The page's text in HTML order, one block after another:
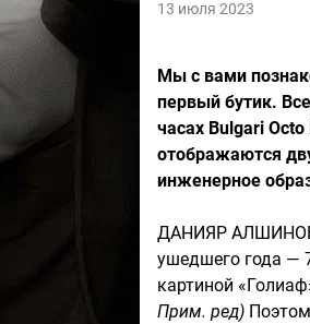
13 июля 2023
Мы с вами
первый бутик.
часах Bulgari
отображаются
инженерное
ДАНИЯР АЛШИНОВ
ушедшего года —
картиной
Прим. ред)